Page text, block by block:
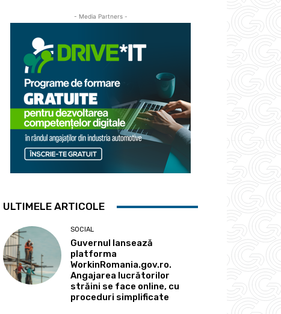
- Media Partners -
ULTIMELE ARTICOLE
SOCIAL
Guvernul lansează
platforma
WorkinRomania.gov.ro.
Angajarea lucrătorilor
străini se face online, cu
proceduri simplificate